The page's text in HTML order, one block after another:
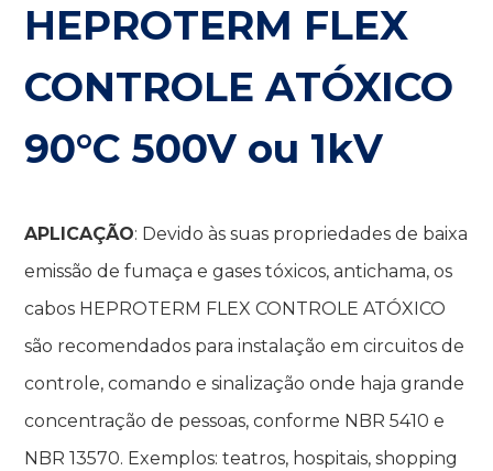
HEPROTERM FLEX
CONTROLE ATÓXICO
90°C 500V ou 1kV
APLICAÇÃO: Devido às suas propriedades de baixa
emissão de fumaça e gases tóxicos, antichama, os
cabos HEPROTERM FLEX CONTROLE ATÓXICO
são recomendados para instalação em circuitos de
controle, comando e sinalização onde haja grande
concentração de pessoas, conforme NBR 5410 e
NBR 13570. Exemplos: teatros, hospitais, shopping